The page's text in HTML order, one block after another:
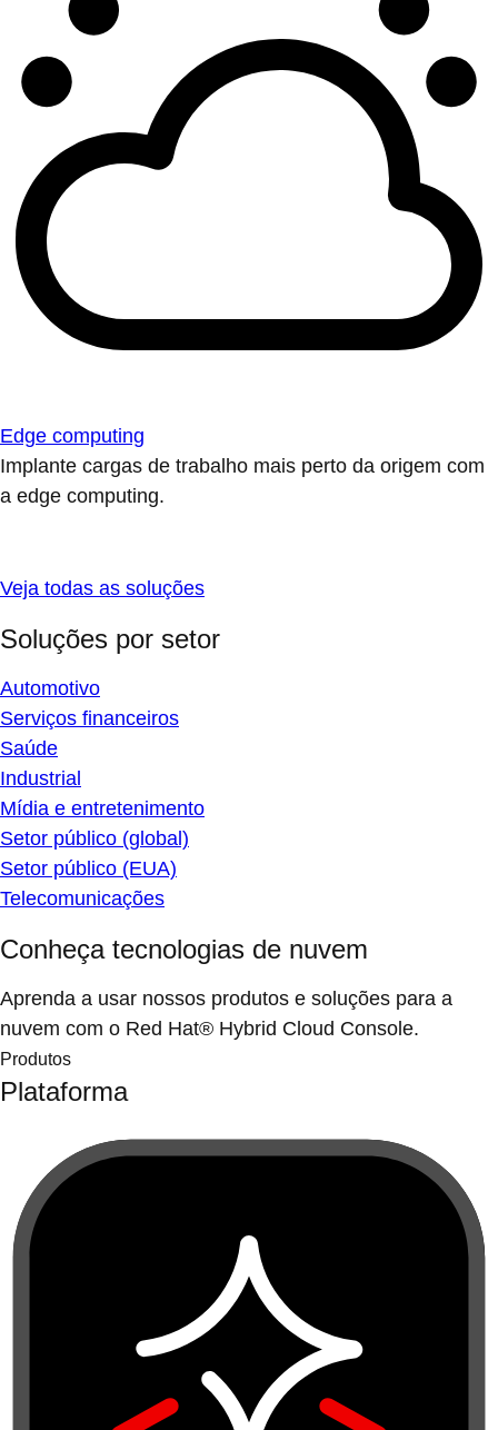
Edge computing
Implante cargas de trabalho mais perto da origem com
a edge computing.
Veja todas as soluções
Soluções por setor
Automotivo
Serviços financeiros
Saúde
Industrial
Mídia e entretenimento
Setor público (global)
Setor público (EUA)
Telecomunicações
Conheça tecnologias de nuvem
Aprenda a usar nossos produtos e soluções para a
nuvem com o Red Hat® Hybrid Cloud Console.
Produtos
Plataforma